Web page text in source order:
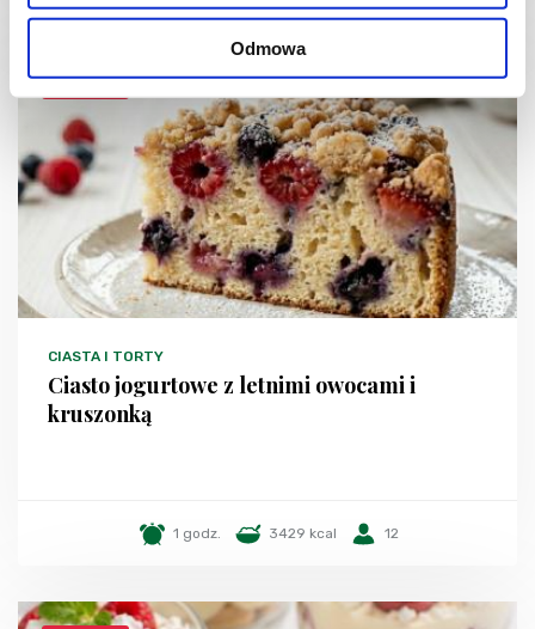
Odmowa
CIASTA I TORTY
Ciasto jogurtowe z letnimi owocami i
kruszonką
1 godz. 3429 kcal 12